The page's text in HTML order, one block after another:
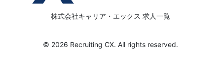
株式会社キャリア・エックス 求人一覧
© 2026 Recruiting CX. All rights reserved.